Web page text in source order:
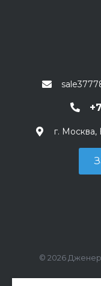
г. Москва,
© 2026